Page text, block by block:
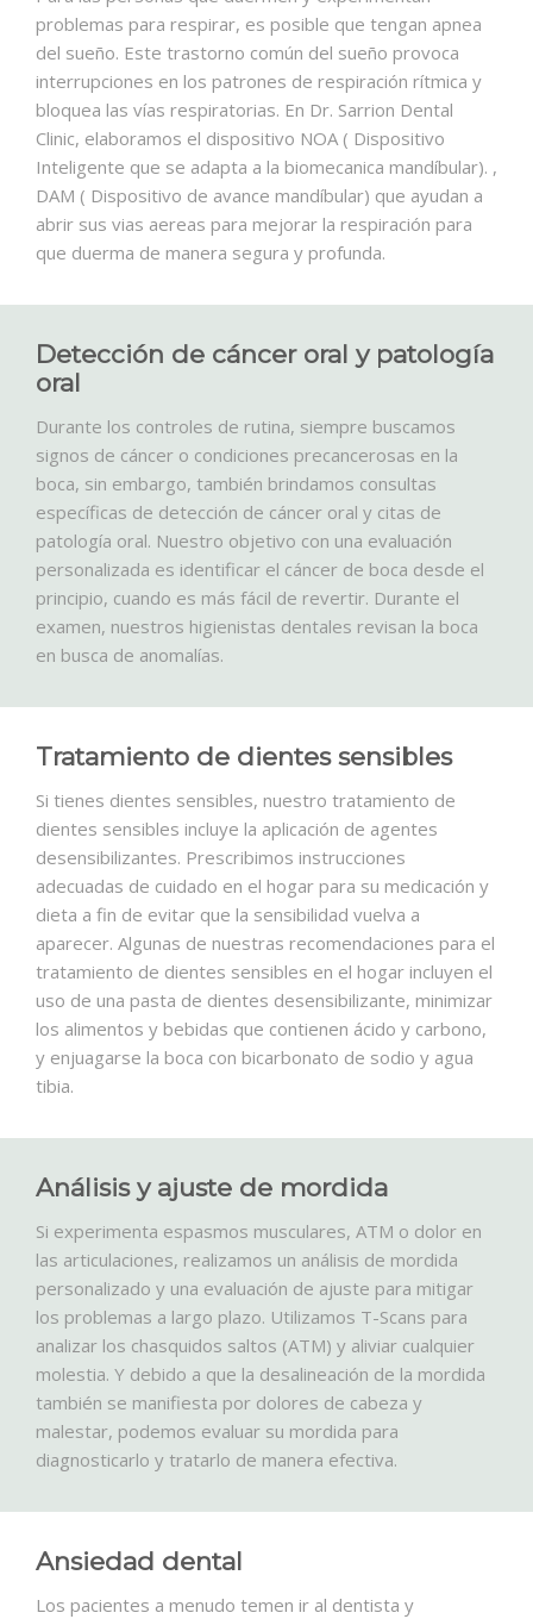
problemas para respirar, es posible que tengan apnea
del sueño. Este trastorno común del sueño provoca
interrupciones en los patrones de respiración rítmica y
bloquea las vías respiratorias. En Dr. Sarrion Dental
Clinic, elaboramos el dispositivo NOA ( Dispositivo
Inteligente que se adapta a la biomecanica mandíbular). ,
DAM ( Dispositivo de avance mandíbular) que ayudan a
abrir sus vias aereas para mejorar la respiración para
que duerma de manera segura y profunda.
Detección de cáncer oral y patología
oral
Durante los controles de rutina, siempre buscamos
signos de cáncer o condiciones precancerosas en la
boca, sin embargo, también brindamos consultas
específicas de detección de cáncer oral y citas de
patología oral. Nuestro objetivo con una evaluación
personalizada es identificar el cáncer de boca desde el
principio, cuando es más fácil de revertir. Durante el
examen, nuestros higienistas dentales revisan la boca
en busca de anomalías.
Tratamiento de dientes sensibles
Si tienes dientes sensibles, nuestro tratamiento de
dientes sensibles incluye la aplicación de agentes
desensibilizantes. Prescribimos instrucciones
adecuadas de cuidado en el hogar para su medicación y
dieta a fin de evitar que la sensibilidad vuelva a
aparecer. Algunas de nuestras recomendaciones para el
tratamiento de dientes sensibles en el hogar incluyen el
uso de una pasta de dientes desensibilizante, minimizar
los alimentos y bebidas que contienen ácido y carbono,
y enjuagarse la boca con bicarbonato de sodio y agua
tibia.
Análisis y ajuste de mordida
Si experimenta espasmos musculares, ATM o dolor en
las articulaciones, realizamos un análisis de mordida
personalizado y una evaluación de ajuste para mitigar
los problemas a largo plazo. Utilizamos T-Scans para
analizar los chasquidos saltos (ATM) y aliviar cualquier
molestia. Y debido a que la desalineación de la mordida
también se manifiesta por dolores de cabeza y
malestar, podemos evaluar su mordida para
diagnosticarlo y tratarlo de manera efectiva.
Ansiedad dental
Los pacientes a menudo temen ir al dentista y